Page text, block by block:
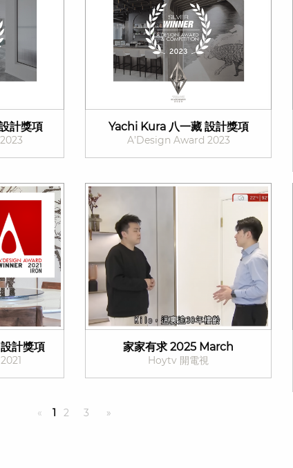
計獎項 Yachi Kura 八一藏 設計獎項
A’Design Award 2023
計獎項 家家有求 2025 March
Hoytv 開電視
« 1 2 3 »